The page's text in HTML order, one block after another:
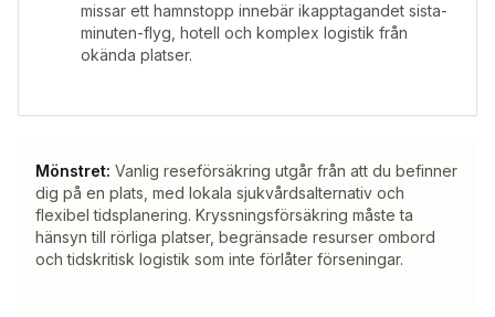
missar ett hamnstopp innebär ikapptagandet sista-
minuten-flyg, hotell och komplex logistik från
okända platser.
Mönstret: Vanlig reseförsäkring utgår från att du befinner
dig på en plats, med lokala sjukvårdsalternativ och
flexibel tidsplanering. Kryssningsförsäkring måste ta
hänsyn till rörliga platser, begränsade resurser ombord
och tidskritisk logistik som inte förlåter förseningar.